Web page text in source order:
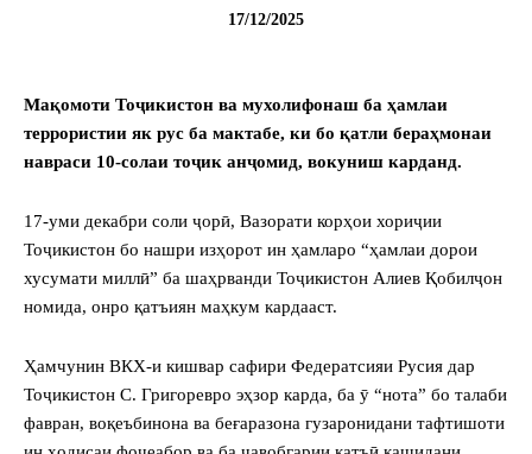
17/12/2025
Мақомоти Тоҷикистон ва мухолифонаш ба ҳамлаи
террористии як рус ба мактабе, ки бо қатли бераҳмонаи
навраси 10-солаи тоҷик анҷомид, вокуниш карданд.
17-уми декабри соли ҷорӣ, Вазорати корҳои хориҷии
Тоҷикистон бо нашри изҳорот ин ҳамларо “ҳамлаи дорои
хусумати миллӣ” ба шаҳрванди Тоҷикистон Алиев Қобилҷон
номида, онро қатъиян маҳкум кардааст.
Ҳамчунин ВКХ-и кишвар сафири Федератсияи Русия дар
Тоҷикистон С. Григоревро эҳзор карда, ба ӯ “нота” бо талаби
фавран, воқеъбинона ва беғаразона гузаронидани тафтишоти